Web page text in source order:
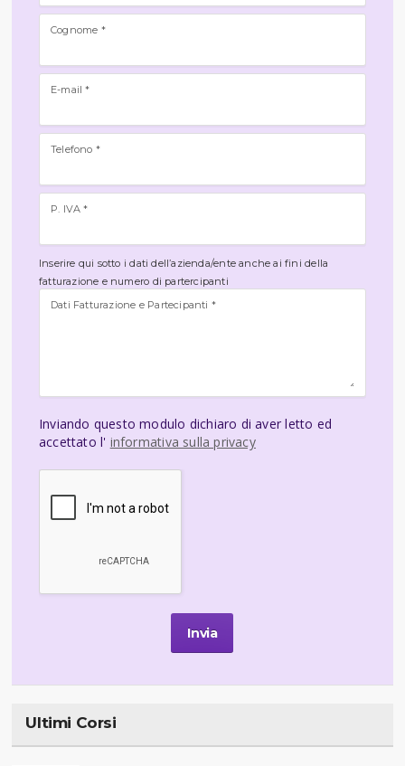
Cognome *
E-mail *
Telefono *
P. IVA *
Inserire qui sotto i dati dell’azienda/ente anche ai fini della
fatturazione e numero di partercipanti
Dati Fatturazione e Partecipanti *
Inviando questo modulo dichiaro di aver letto ed
accettato l' informativa sulla privacy
Ultimi Corsi